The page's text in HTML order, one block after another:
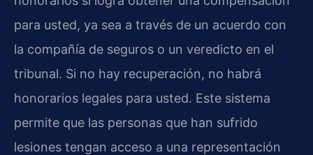
para usted, ya sea a través de un acuerdo con
la compañía de seguros o un veredicto en el
tribunal. Si no hay recuperación, no habrá
honorarios legales para usted. Este sistema
permite que las personas que han sufrido
lesiones tengan acceso a una representación